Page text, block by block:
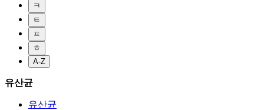
ㅋ
ㅌ
ㅍ
ㅎ
A-Z
유산균
유산균